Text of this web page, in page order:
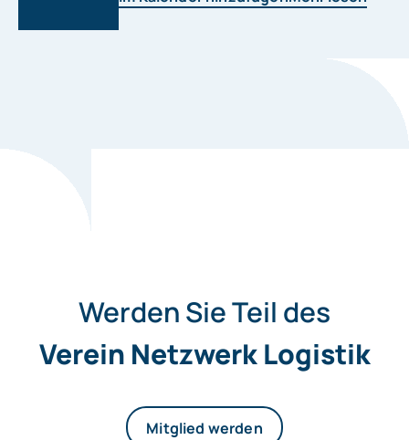
Werden Sie Teil des
Verein Netzwerk Logistik
Mitglied werden